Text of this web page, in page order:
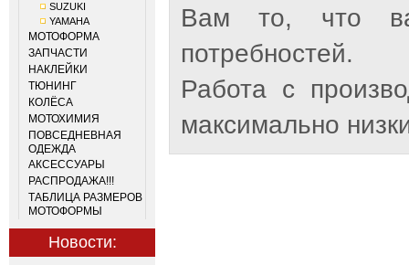
SUZUKI
YAMAHA
МОТОФОРМА
ЗАПЧАСТИ
НАКЛЕЙКИ
ТЮНИНГ
КОЛЁСА
МОТОХИМИЯ
ПОВСЕДНЕВНАЯ
ОДЕЖДА
АКСЕССУАРЫ
РАСПРОДАЖА!!!
ТАБЛИЦА РАЗМЕРОВ
МОТОФОРМЫ
Новости:
Вам то, что
потребностей.
Работа с
максимально